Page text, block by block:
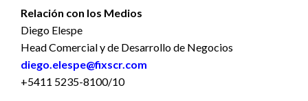
Relación con los Medios
Diego Elespe
Head Comercial y de Desarrollo de Negocios
diego.elespe@fixscr.com
+5411 5235-8100/10